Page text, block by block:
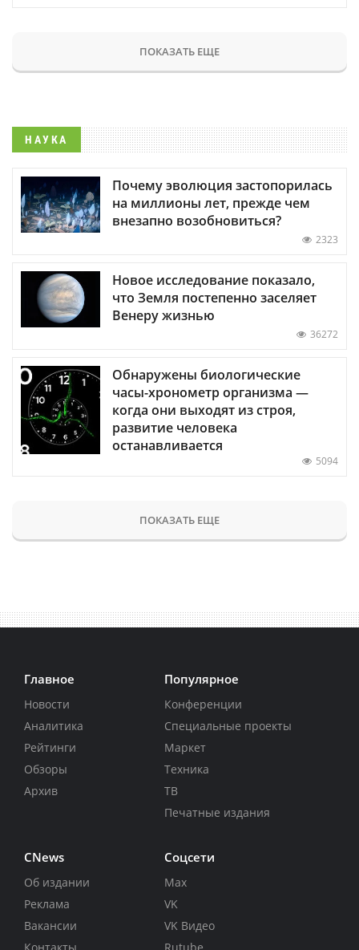
ПОКАЗАТЬ ЕЩЕ
НАУКА
Почему эволюция застопорилась
на миллионы лет, прежде чем
внезапно возобновиться?
2323
Новое исследование показало,
что Земля постепенно заселяет
Венеру жизнью
36272
Обнаружены биологические
часы-хронометр организма —
когда они выходят из строя,
развитие человека
останавливается
5094
ПОКАЗАТЬ ЕЩЕ
Главное
Новости
Аналитика
Рейтинги
Обзоры
Архив
Популярное
Конференции
Специальные проекты
Маркет
Техника
ТВ
Печатные издания
CNews
Об издании
Реклама
Вакансии
Соцсети
Max
VK
VK Видео